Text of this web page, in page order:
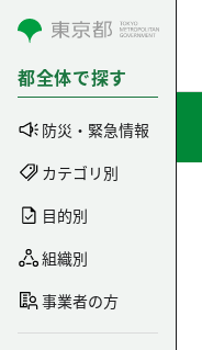
コンテンツにスキップ
都全体で探す
防災・緊急情報
カテゴリ別
目的別
組織別
事業者の方